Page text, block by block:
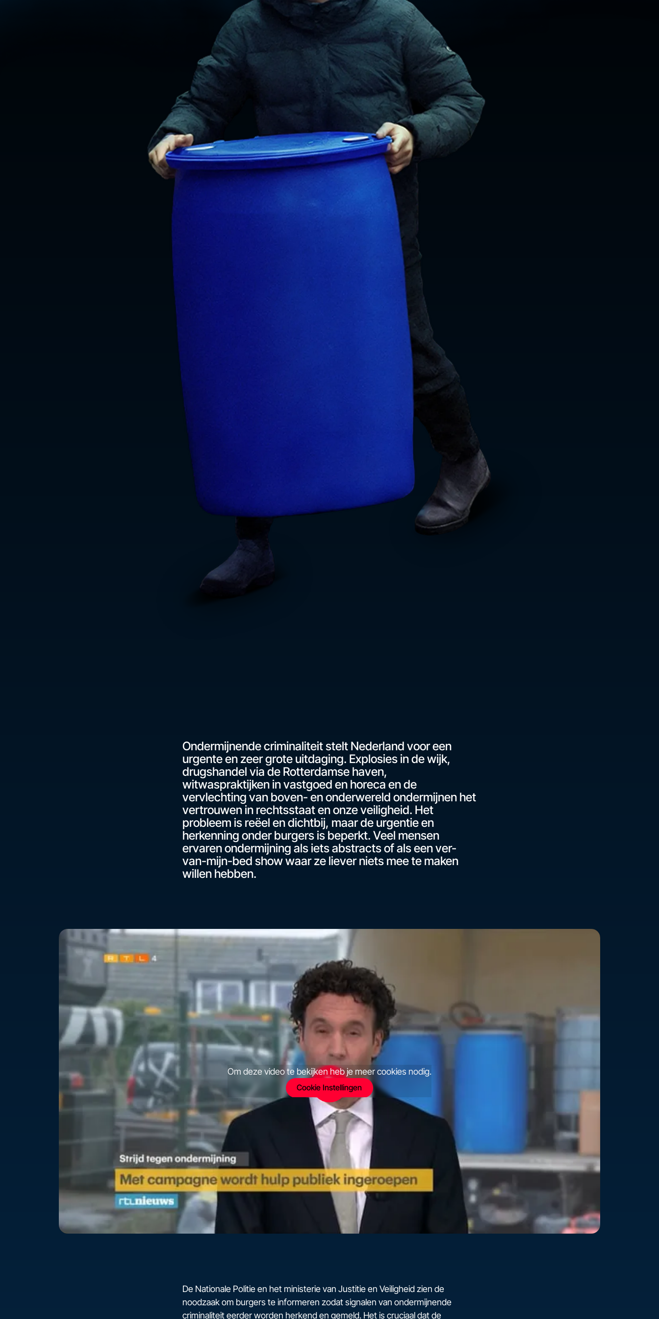
Ondermijnende criminaliteit stelt Nederland voor een
urgente en zeer grote uitdaging. Explosies in de wijk,
drugshandel via de Rotterdamse haven,
witwaspraktijken in vastgoed en horeca en de
vervlechting van boven- en onderwereld ondermijnen het
vertrouwen in rechtsstaat en onze veiligheid. Het
probleem is reëel en dichtbij, maar de urgentie en
herkenning onder burgers is beperkt. Veel mensen
ervaren ondermijning als iets abstracts of als een ver-
van-mijn-bed show waar ze liever niets mee te maken
willen hebben.
Om deze video te bekijken heb je meer cookies nodig.
Cookie Instellingen
De Nationale Politie en het ministerie van Justitie en Veiligheid zien de
noodzaak om burgers te informeren zodat signalen van ondermijnende
criminaliteit eerder worden herkend en gemeld. Het is cruciaal dat de